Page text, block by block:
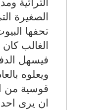
الصغيرة
تحفها
الغالب
فيسهل
ويعلوه
قوسية من
ان يرى